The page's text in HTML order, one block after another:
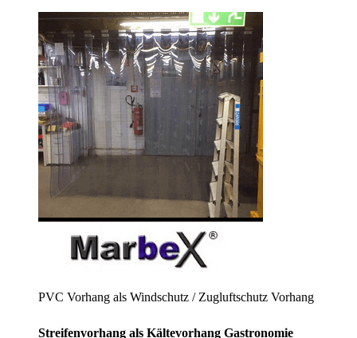
PVC Vorhang als Windschutz / Zugluftschutz Vorhang
Streifenvorhang als Kältevorhang Gastronomie